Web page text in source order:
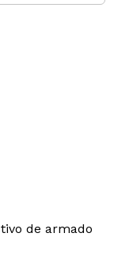
de armado